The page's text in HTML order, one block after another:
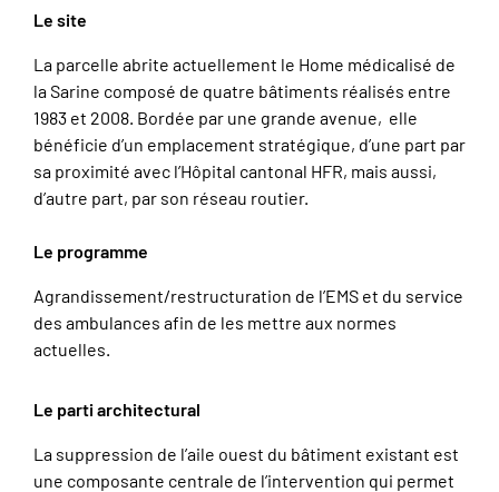
Le site
La parcelle abrite actuellement le Home médicalisé de
la Sarine composé de quatre bâtiments réalisés entre
1983 et 2008. Bordée par une grande avenue, elle
bénéficie d’un emplacement stratégique, d’une part par
sa proximité avec l’Hôpital cantonal HFR, mais aussi,
d’autre part, par son réseau routier.
Le programme
Agrandissement/restructuration de l’EMS et du service
des ambulances afin de les mettre aux normes
actuelles.
Le parti architectural
La suppression de l’aile ouest du bâtiment existant est
une composante centrale de l’intervention qui permet